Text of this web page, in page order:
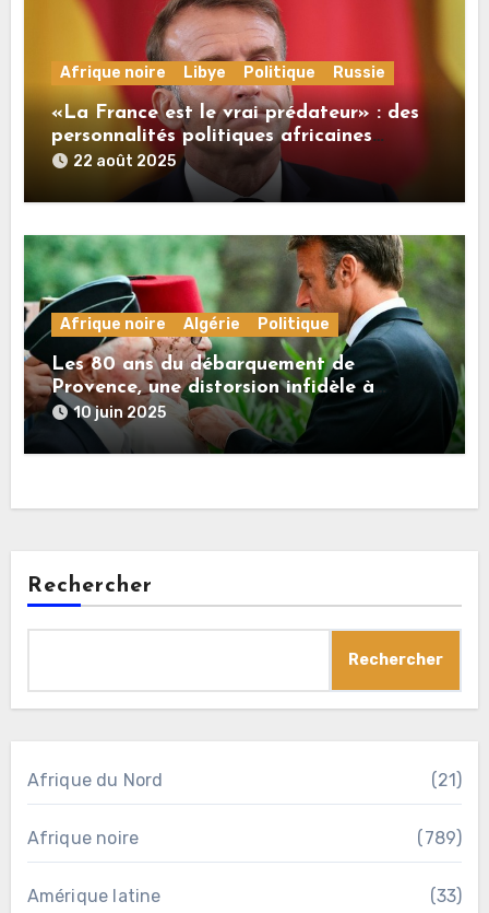
Afrique noire Libye Politique Russie
«La France est le vrai prédateur» : des
personnalités politiques africaines
commentent à RT les propos de Macron
sur la Russie
22 août 2025
Afrique noire Algérie Politique
Les 80 ans du débarquement de
Provence, une distorsion infidèle à
l’histoire
10 juin 2025
Rechercher
Rechercher
Afrique du Nord (21)
Afrique noire (789)
Amérique latine (33)